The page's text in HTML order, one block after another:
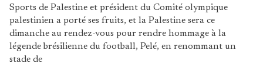
Sports de Palestine et président du Comité olympique
palestinien a porté ses fruits, et la Palestine sera ce
dimanche au rendez-vous pour rendre hommage à la
légende brésilienne du football, Pelé, en renommant un
stade de